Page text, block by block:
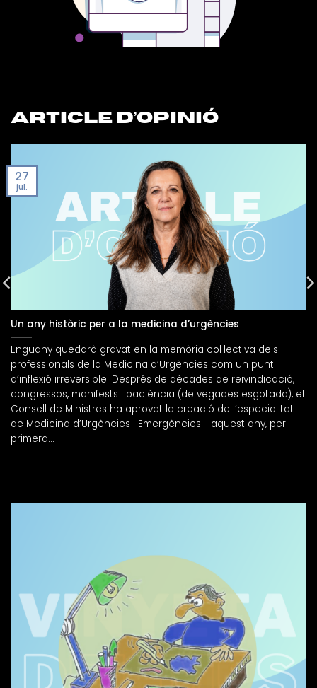
ARTICLE D’OPINIÓ
Un any històric per a la medicina d’urgències
Enguany quedarà gravat en la memòria col·lectiva dels
professionals de la Medicina d’Urgències com un punt
d’inflexió irreversible. Després de dècades de reivindicació,
congressos, manifests i paciència (de vegades esgotada), el
Consell de Ministres ha aprovat la creació de l’especialitat
de Medicina d’Urgències i Emergències. I aquest any, per
primera...
27
jul.